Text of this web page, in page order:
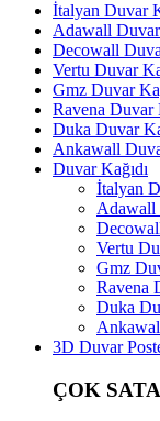
İtalyan Duvar
Adawall Duvar
Decowall
Vertu Duvar
Gmz Duvar
Ravena Duvar
Duka Duvar
Ankawall
Duvar Kağıdı
İtalyan
Adawall
Vertu
Gmz
Ravena
Duka
3D Duvar
ÇOK